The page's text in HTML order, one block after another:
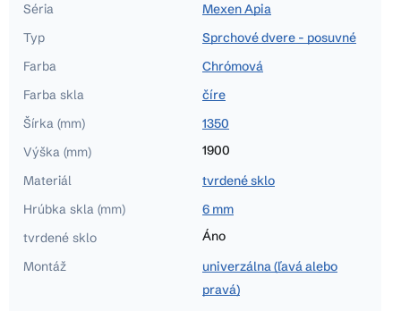
Séria
Mexen Apia
Typ
Sprchové dvere - posuvné
Farba
Chrómová
Farba skla
číre
Šírka (mm)
1350
Výška (mm)
1900
Materiál
tvrdené sklo
Hrúbka skla (mm)
6 mm
tvrdené sklo
Áno
Montáž
univerzálna (ľavá alebo
pravá)